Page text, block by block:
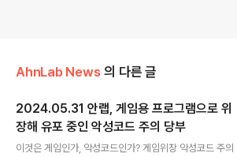
AhnLab News 의 다른 글
2024.05.31 안랩, 게임용 프로그램으로 위
장해 유포 중인 악성코드 주의 당부
이것은 게임인가, 악성코드인가? 게임위장 악성코드 주의